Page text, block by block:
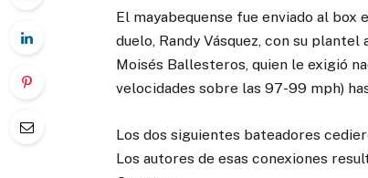
El mayabequense fue enviado al
duelo, Randy Vásquez, con su
Moisés Ballesteros, quien le exigió
velocidades sobre las 97-99 mph)
Los dos siguientes bateadores
Los autores de esas conexiones